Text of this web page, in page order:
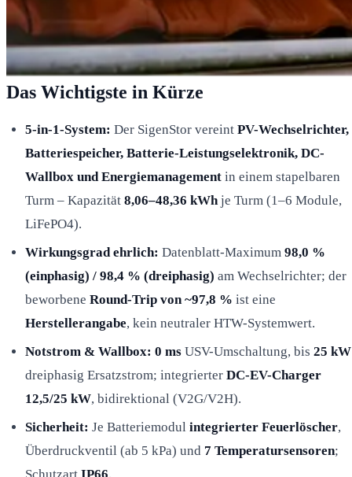
Das Wichtigste in Kürze
5-in-1-System: Der SigenStor vereint PV-Wechselrichter,
Batteriespeicher, Batterie-Leistungselektronik, DC-
Wallbox und Energiemanagement in einem stapelbaren
Turm – Kapazität 8,06–48,36 kWhje Turm (1–6 Module,
LiFePO4).
Wirkungsgrad ehrlich: Datenblatt-Maximum 98,0 %
(einphasig) / 98,4 % (dreiphasig) am Wechselrichter; der
beworbene Round-Trip von ~97,8 % ist eine
Herstellerangabe, kein neutraler HTW-Systemwert.
Notstrom & Wallbox: 0 ms USV-Umschaltung, bis 25 kW
dreiphasig Ersatzstrom; integrierter DC-EV-Charger
12,5/25 kW, bidirektional (V2G/V2H).
Sicherheit: Je Batteriemodul integrierter Feuerlöscher,
Überdruckventil (ab 5 kPa) und 7 Temperatursensoren;